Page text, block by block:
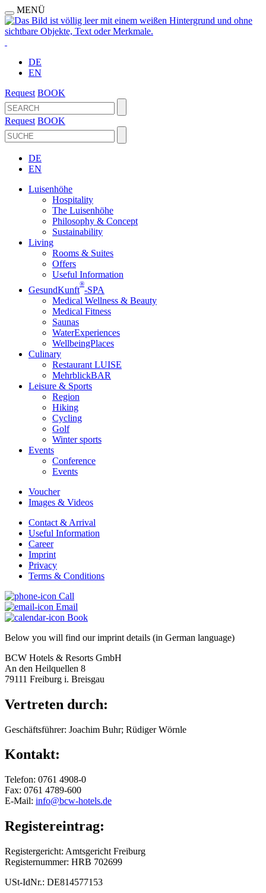
MENÜ
DE
EN
Request BOOK
Request BOOK
DE
EN
Luisenhöhe
Hospitality
The Luisenhöhe
Philosophy & Concept
Sustainability
Living
Rooms & Suites
Offers
Useful Information
GesundKunft
®
-SPA
Medical Wellness & Beauty
Medical Fitness
Saunas
WaterExperiences
WellbeingPlaces
Culinary
Restaurant LUISE
MehrblickBAR
Leisure & Sports
Region
Hiking
Cycling
Golf
Winter sports
Events
Conference
Events
Voucher
Images & Videos
Contact & Arrival
Useful Information
Career
Imprint
Privacy
Terms & Conditions
Call
Email
Book
Below you will find our imprint details (in German language)
BCW Hotels & Resorts GmbH
An den Heilquellen 8
79111 Freiburg i. Breisgau
Vertreten durch:
Geschäftsführer: Joachim Buhr; Rüdiger Wörnle
Kontakt:
Telefon: 0761 4908-0
Fax: 0761 4789-600
E-Mail: info@bcw-hotels.de
Registereintrag:
Registergericht: Amtsgericht Freiburg
Registernummer: HRB 702699
USt-IdNr.: DE814577153